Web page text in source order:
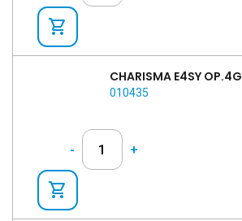
shopping_cart
CHARISMA E4SY OP.4G
010435
- +
shopping_cart